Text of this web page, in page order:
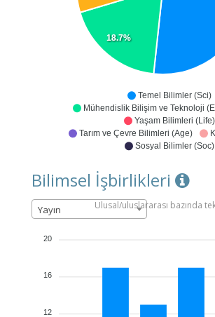
Temel Bilimler (Sci)
Mühendislik Bilişim ve Teknoloji
Yaşam Bilimleri (Life)
Tarım ve Çevre Bilimleri (Age)
Sosyal Bilimler (Soc)
18.7%
Bilimsel İşbirlikleri
Yayın Ulusal/uluslararası bazında
20
16
12